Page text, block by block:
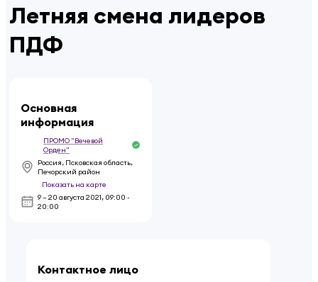
Летняя смена лидеров
ПДФ
Основная
информация
ПРОМО "Вечевой
Орден"
Россия, Псковская область,
Печорский район
Показать на карте
9 – 20 августа 2021, 09:00 -
20:00
Контактное лицо